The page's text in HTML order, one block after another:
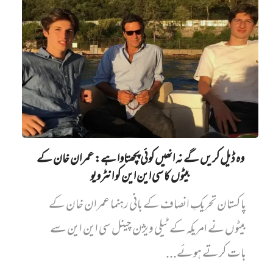
وہ ڈیل کریں گے نہ انھیں کوئی پچھتاوا ہے: عمران خان کے
بیٹوں کا سی این این کو انٹرویو
پاکستان تحریکِ انصاف کے بانی رہنما عمران خان کے
بیٹوں نے امریکہ کے ٹیلی ویژن چینل سی این این سے
بات کرتے ہوئے...